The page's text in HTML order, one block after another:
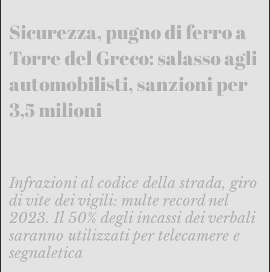
Sicurezza, pugno di ferro a
Torre del Greco: salasso agli
automobilisti, sanzioni per
3,5 milioni
Infrazioni al codice della strada, giro
di vite dei vigili: multe record nel
2023. Il 50% degli incassi dei verbali
saranno utilizzati per telecamere e
segnaletica